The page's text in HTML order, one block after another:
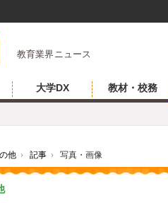
教育業界ニュース
大学DX 教材・校務
他 › 記事 › 写真・画像